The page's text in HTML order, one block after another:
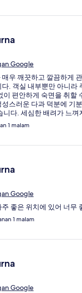
Google
우 깨끗하고 깔끔하게
. 객실 내부뿐만 아니라
이 편안하게 숙면을 취할
스러운 다과 덕분에 기
니다. 세심한 배려가 느껴
일이 있다면 다음에도
1 malam
Google
좋은 위치에 있어 너무
1 malam
Google